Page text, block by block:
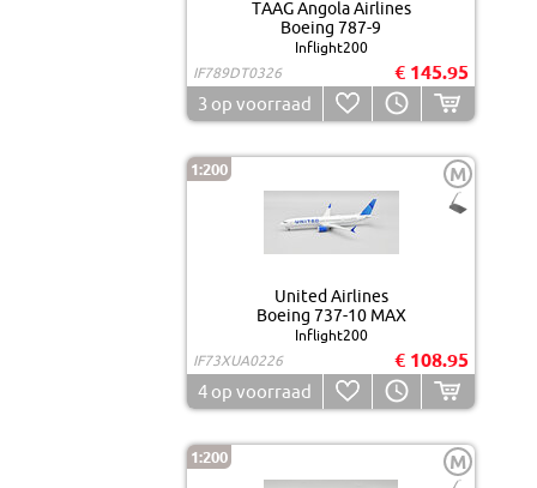
TAAG Angola Airlines
Boeing 787-9
Inflight200
IF789DT0326
€ 145.95
3 op voorraad
1:200 M
United Airlines
Boeing 737-10 MAX
Inflight200
IF73XUA0226
€ 108.95
4 op voorraad
1:200 M